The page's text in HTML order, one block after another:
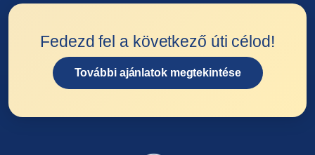
Fedezd fel a következő úti célod!
További ajánlatok megtekintése